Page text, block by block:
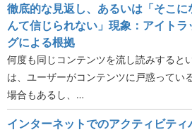
徹底的な見返し、あるいは「そこに
んて信じられない」現象：アイトラ
グによる根拠
何度も同じコンテンツを流し読みすると
は、ユーザーがコンテンツに戸惑ってい
場合もあるし、…
インターネットでのアクティビティ